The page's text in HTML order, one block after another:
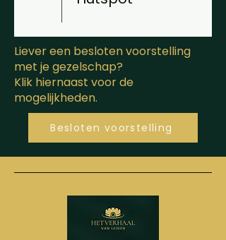
Liever een besloten voorstelling
met je gezelschap?
Klik hiernaast voor de
mogelijkheden.
Besloten voorstelling